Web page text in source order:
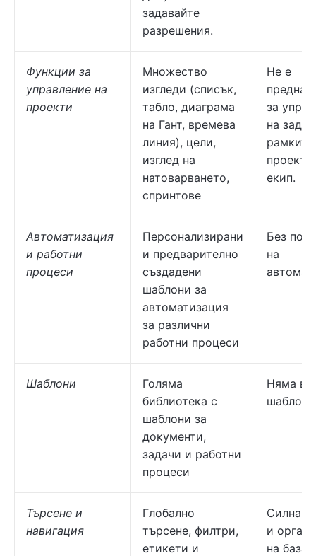
задавайте
разрешения.
Функции за
управление на
проекти
Множество
изгледи (списък,
табло, диаграма
на Гант, времева
линия), цели,
изглед на
натоварването,
спринтове
Не е
за
на
проект
екип.
Автоматизация
и работни
процеси
Персонализирани
и предварително
създадени
шаблони за
автоматизация
за различни
работни процеси
Без
на
Шаблони
Голяма
библиотека с
шаблони за
документи,
задачи и работни
процеси
Няма
шаблони
Търсене и
навигация
Глобално
търсене, филтри,
етикети и
Силна
и
на